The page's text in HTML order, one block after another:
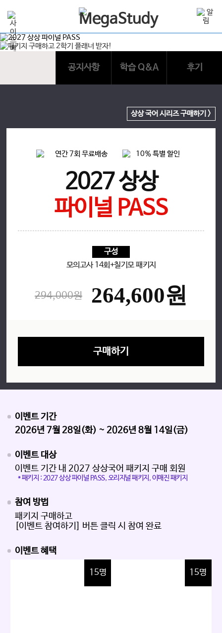
공지사항 학습 Q&A 후기
상상 국어 시리즈 구매하기 >
2027 상상
파이널 PASS
구성
모의고사 14회+칠기모 패키지
294,000원 264,600원
구매하기
이벤트 기간
2026년 7월 28일(화) ~ 2026년 8월 14일(금)
이벤트 대상
이벤트 기간 내 2027 상상국어 패키지 구매 회원
* 패키지 : 2027 상상 파이널 PASS, 오리지널 패키지, 이매진 패키지
참여 방법
패키지 구매하고
[이벤트 참여하기] 버튼 클릭 시 참여 완료
이벤트 혜택
15명 15명